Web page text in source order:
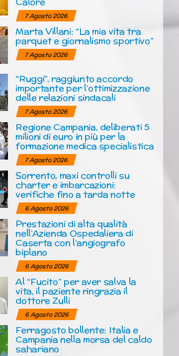
7 Agosto 2026
Marta Villani: “La mia vita tra
parquet e giornalismo sportivo”
7 Agosto 2026
“Ruggi”, raggiunto accordo
importante per l’ottimizzazione
delle relazioni sindacali
7 Agosto 2026
Regione Campania, deliberati 5
milioni di euro in più per la
formazione medica specialistica
7 Agosto 2026
Sorrento, maxi controlli su
charter e imbarcazioni:
verifiche fino a tarda notte
6 Agosto 2026
Prestazioni di alta qualità
nell’Azienda Ospedaliera di
Caserta con l’angiografo
biplano
6 Agosto 2026
Al “Fucito” per aver salva la
vita, il paziente ringrazia il
dottore Zulli
6 Agosto 2026
Ferragosto bollente: Italia e
Campania nella morsa del caldo
sahariano